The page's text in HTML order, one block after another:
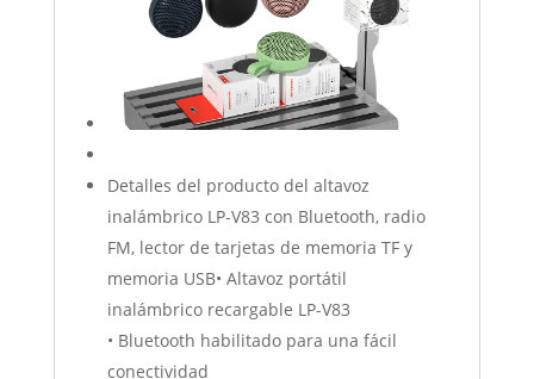
Detalles del producto del altavoz
inalámbrico LP-V83 con Bluetooth, radio
FM, lector de tarjetas de memoria TF y
memoria USB• Altavoz portátil
inalámbrico recargable LP-V83
• Bluetooth habilitado para una fácil
conectividad